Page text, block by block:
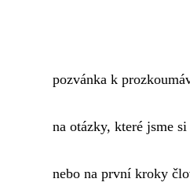
pozvánka k
na otázky, které jsme
nebo na první kroky